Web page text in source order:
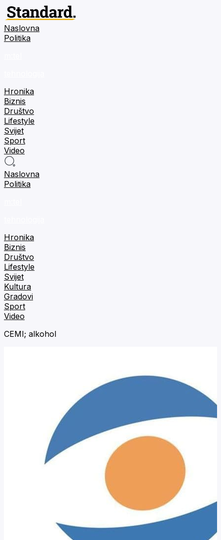
Naslovna
Politika
Hronika
Biznis
Društvo
Lifestyle
Svijet
Sport
Video
Naslovna
Politika
Hronika
Biznis
Društvo
Lifestyle
Svijet
Kultura
Gradovi
Sport
Video
CEMI; alkohol